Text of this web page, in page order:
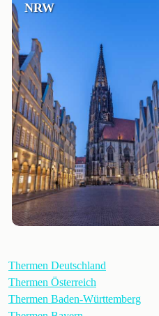
NRW
Thermen Deutschland
Thermen Österreich
Thermen Baden-Württemberg